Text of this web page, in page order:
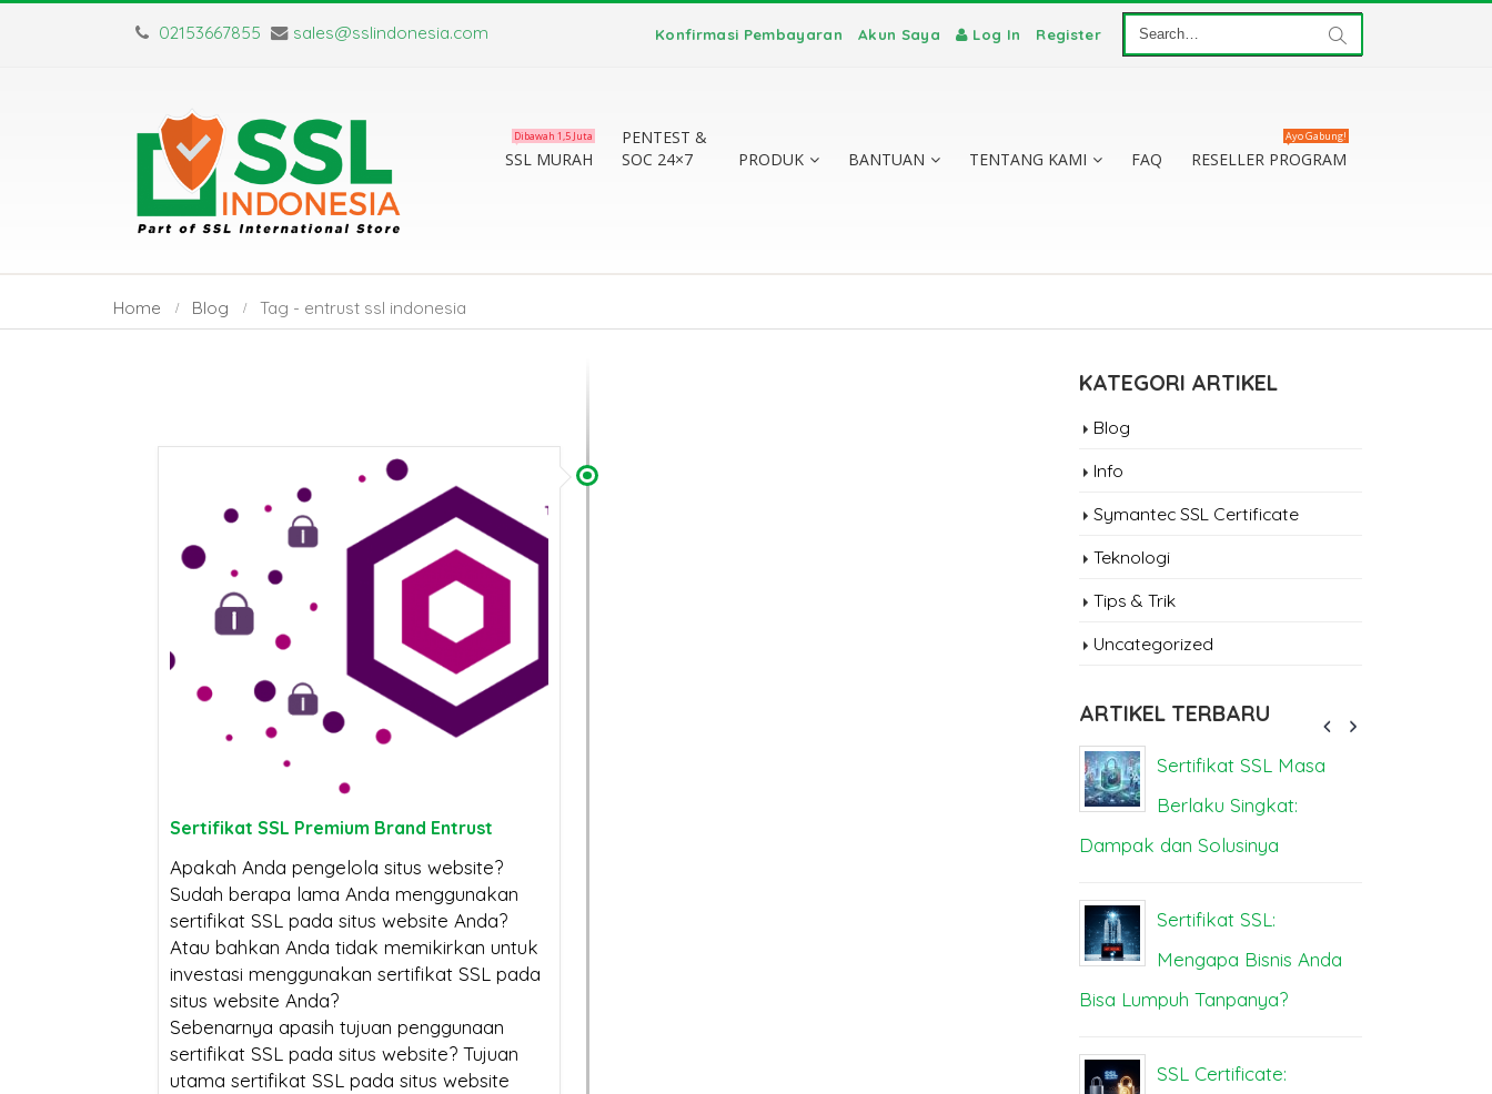
02153667855 sales@sslindonesia.com Konfirmasi Pembayaran Akun Saya Log In Register
SSL MURAH
Dibawah 1,5 Juta
PENTEST &
SOC 24×7
PRODUK BANTUAN TENTANG KAMI FAQ RESELLER PROGRAM
Ayo Gabung!
Home Blog Tag - entrust ssl indonesia
Sertifikat SSL Premium Brand Entrust
Apakah Anda pengelola situs website?
Sudah berapa lama Anda menggunakan
sertifikat SSL pada situs website Anda?
Atau bahkan Anda tidak memikirkan untuk
investasi menggunakan sertifikat SSL pada
situs website Anda?
Sebenarnya apasih tujuan penggunaan
sertifikat SSL pada situs website? Tujuan
utama sertifikat SSL pada situs website
KATEGORI ARTIKEL
Blog
Info
Symantec SSL Certificate
Teknologi
Tips & Trik
Uncategorized
ARTIKEL TERBARU
Mengapa Bisnis Anda
Sertifikat SSL Masa
Berlaku Singkat:
Dampak dan Solusinya
Sertifikat SSL:
Mengapa Bisnis Anda
Bisa Lumpuh Tanpanya?
SSL Certificate:
TLS: Apa Saja
Kenapa Website
Tanpa Sertifikat SSL
Susah Tembus Halaman
Pertama Google di 2026?
Harga! Ini Bahaya
Beli SSL Murah untuk Situs
Berlaku Singkat:
Dampak dan Solusinya
Sertifikat SSL:
Anda Bisa Lumpuh
Tanpanya?
Berbeda? Ini Penjelasannya